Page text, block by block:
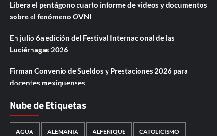
Libera el pentágono cuarto informe de videos y documentos
sobre el fenómeno OVNI
En julio 6a edición del Festival Internacional de las
Luciérnagas 2026
Firman Convenio de Sueldos y Prestaciones 2026 para
docentes mexiquenses
Nube de Etiquetas
AGUA ALEMANIA ALFEÑIQUE CATOLICISMO